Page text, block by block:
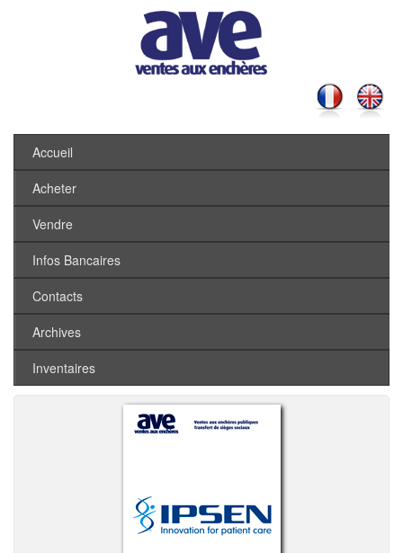
Accueil
Acheter
Vendre
Infos Bancaires
Contacts
Archives
Inventaires